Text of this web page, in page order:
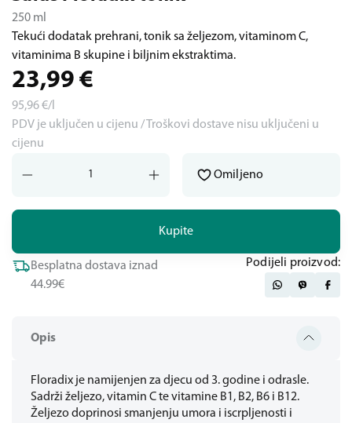
Opis
Floradix je namijenjen za djecu od 3. godine i odrasle.
Sadrži željezo, vitamin C te vitamine B1, B2, B6 i B12.
Željezo doprinosi smanjenju umora i iscrpljenosti i
250 ml
Tekući dodatak prehrani, tonik sa željezom, vitaminom C,
vitaminima B skupine i biljnim ekstraktima.
23,99 €
95,96€/l
PDV je uključen u cijenu / Troškovi dostave nisu uključeni u
cijenu
Kupite
Omiljeno
Besplatna dostava iznad
44.99€
Podijeli proizvod: